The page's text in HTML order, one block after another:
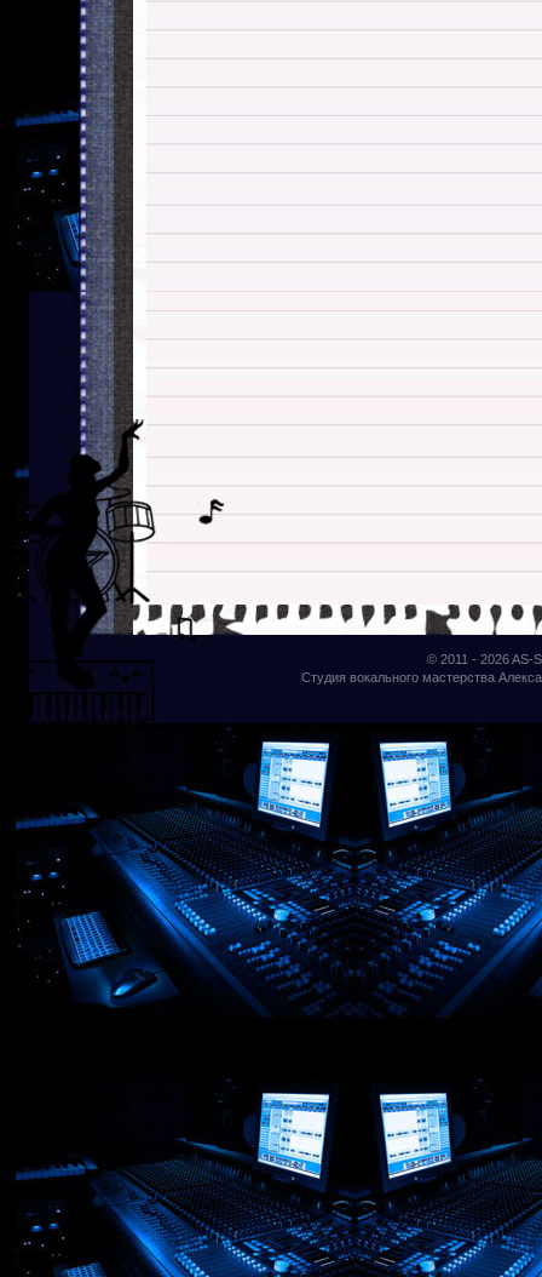
© 2011 - 2026AS-
Студия вокального мастерства